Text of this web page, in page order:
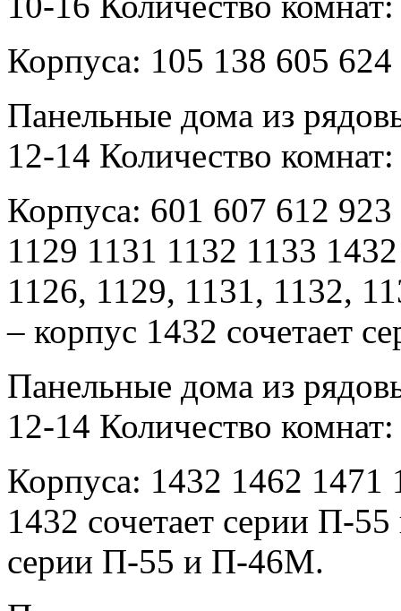
Корпуса: 105 138 605 624
Панельные дома из
12-14 Количество
Корпуса: 601 607 612
1129 1131 1132 1133
1126, 1129, 1131, 1132,
– корпус 1432 сочетает
Панельные дома из
12-14 Количество
Корпуса: 1432 1462 1471
1432 сочетает серии П-
серии П-55 и П-46М.